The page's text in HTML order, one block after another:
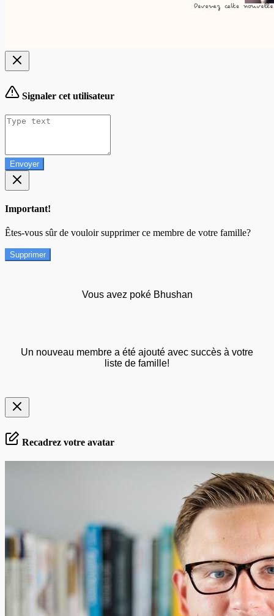
Signaler cet utilisateur
Envoyer
Important!
Êtes-vous sûr de vouloir supprimer ce membre de votre famille?
Supprimer
Vous avez poké Bhushan
Un nouveau membre a été ajouté avec succès à votre
liste de famille!
Recadrez votre avatar